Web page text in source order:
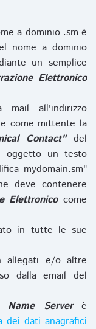
a dominio .sm è
nome a dominio
un semplice
Elettronico
all'indirizzo
come mittente la
Contact"del
oggetto un testo
mydomain.sm"
deve contenere
Elettronicocome
in tutte le sue
allegati e/o altre
dalla email del
Name Serverè
dei dati anagrafici